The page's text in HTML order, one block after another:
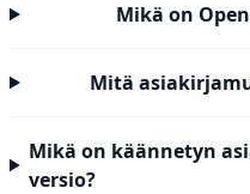
Mikä on
Mitä
Mikä on käännetyn
versio?